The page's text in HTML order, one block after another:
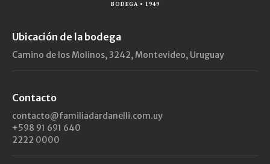
BODEGA • 1949
Ubicación de la bodega
Camino de los Molinos, 3242, Montevideo, Uruguay
Contacto
contacto@familiadardanelli.com.uy
+598 91 691 640
2222 0000